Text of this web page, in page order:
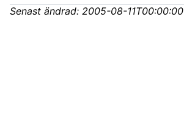
Senast ändrad: 2005-08-11T00:00:00